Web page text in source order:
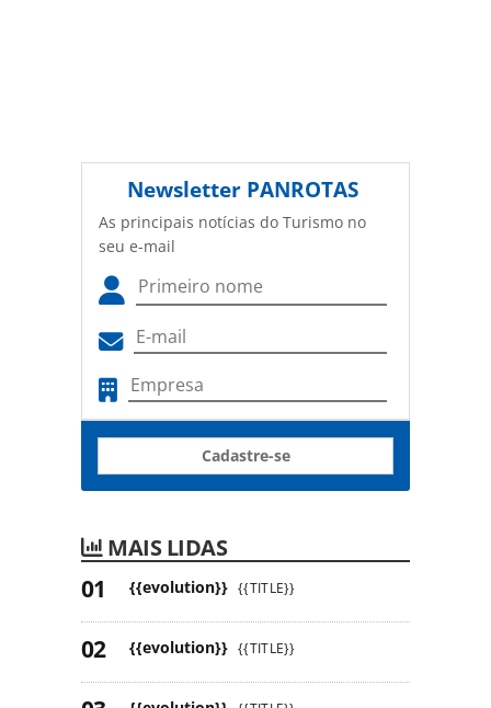
Newsletter PANROTAS
As principais notícias do Turismo no
seu e-mail
Cadastre-se
MAIS LIDAS
{{evolution}} {{TITLE}}
{{evolution}} {{TITLE}}